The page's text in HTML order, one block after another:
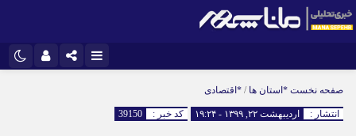
اینستاگرام
سروش
ایتا
صفحه نخست *استان ها / *اقتصادی
انتشار : اردیبهشت ۲۲, ۱۳۹۹ - ۱۹:۲۴ کد خبر : 39150